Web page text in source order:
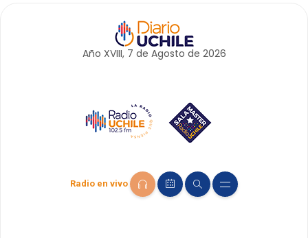
Año XVIII, 7 de Agosto de 2026
Radio en vivo